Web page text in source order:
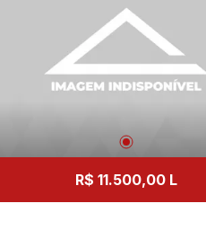
R$ 11.500,00 L